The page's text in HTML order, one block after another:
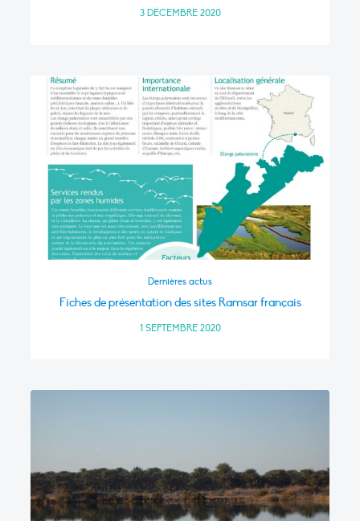
3 DÉCEMBRE 2020
Dernières actus
Fiches de présentation des sites Ramsar français
1 SEPTEMBRE 2020